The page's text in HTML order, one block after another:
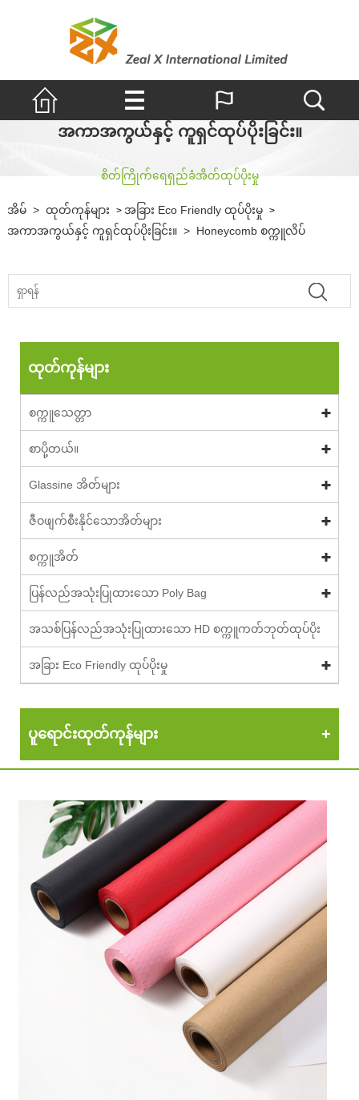
အကာအကွယ်နှင့် ကူရှင်ထုပ်ပိုးခြင်း။
စိတ်ကြိုက်ရေရှည်ခံအိတ်ထုပ်ပိုးမှု
အိမ် > ထုတ်ကုန်များ > အခြား Eco Friendly ထုပ်ပိုးမှု >
အကာအကွယ်နှင့် ကူရှင်ထုပ်ပိုးခြင်း။ > Honeycomb စက္ကူလိပ်
ထုတ်ကုန်များ
စက္ကူသေတ္တာ
စာပို့တယ်။
Glassine အိတ်များ
ဇီဝဖျက်စီးနိုင်သောအိတ်များ
စက္ကူအိတ်
ပြန်လည်အသုံးပြုထားသော Poly Bag
အသစ်ပြန်လည်အသုံးပြုထားသော HD စက္ကူကတ်ဘုတ်ထုပ်ပိုး
အခြား Eco Friendly ထုပ်ပိုးမှု
ပူရောင်းထုတ်ကုန်များ